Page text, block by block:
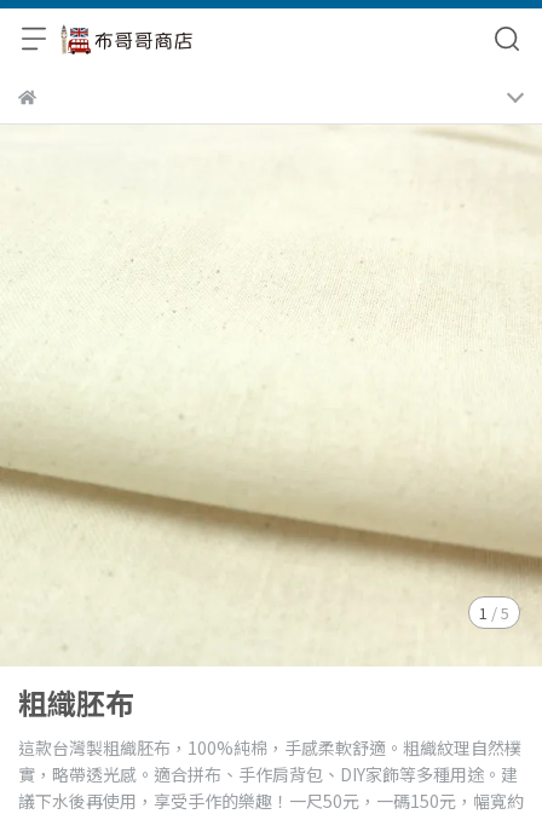
1 /5
粗織胚布
這款台灣製粗織胚布，100%純棉，手感柔軟舒適。粗織紋理自然樸
實，略帶透光感。適合拼布、手作肩背包、DIY家飾等多種用途。建
議下水後再使用，享受手作的樂趣！一尺50元，一碼150元，幅寬約